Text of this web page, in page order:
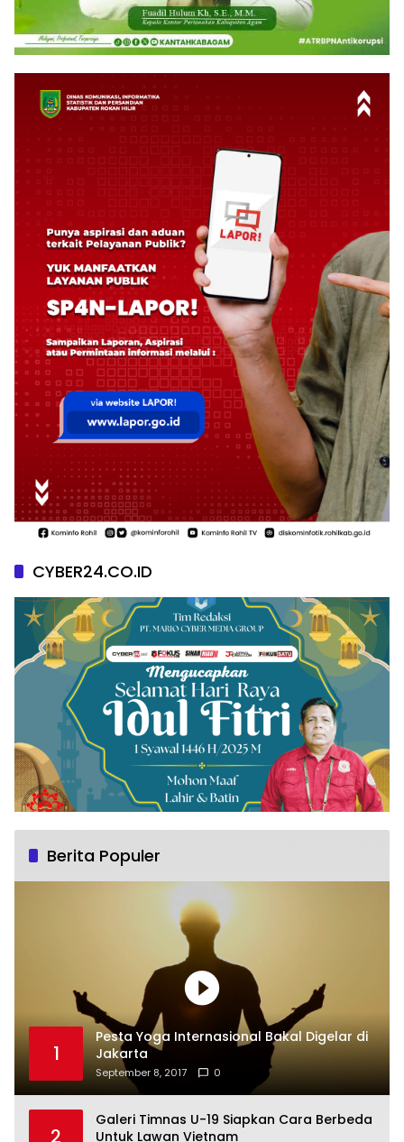
CYBER24.CO.ID
Berita Populer
1
Pesta Yoga Internasional Bakal Digelar di
Jakarta
September 8, 2017 0
2
Galeri Timnas U-19 Siapkan Cara Berbeda
Untuk Lawan Vietnam